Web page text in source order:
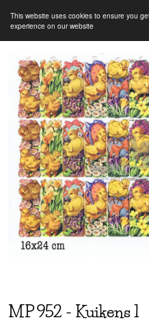
This website uses cookies to ensure you
experience on our website
MP952 - Kuikens 1